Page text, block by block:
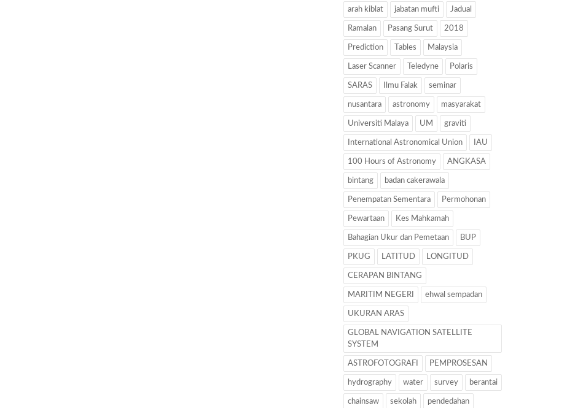
arah kiblat jabatan mufti Jadual
Ramalan Pasang Surut 2018
Prediction Tables Malaysia
Laser Scanner Teledyne Polaris
SARAS Ilmu Falak seminar
nusantara astronomy masyarakat
Universiti Malaya UM graviti
International Astronomical Union IAU
100 Hours of Astronomy ANGKASA
bintang badan cakerawala
Penempatan Sementara Permohonan
Pewartaan Kes Mahkamah
Bahagian Ukur dan Pemetaan BUP
PKUG LATITUD LONGITUD
CERAPAN BINTANG
MARITIM NEGERI ehwal sempadan
UKURAN ARAS
GLOBAL NAVIGATION SATELLITE
SYSTEM
ASTROFOTOGRAFI PEMPROSESAN
hydrography water survey berantai
chainsaw sekolah pendedahan